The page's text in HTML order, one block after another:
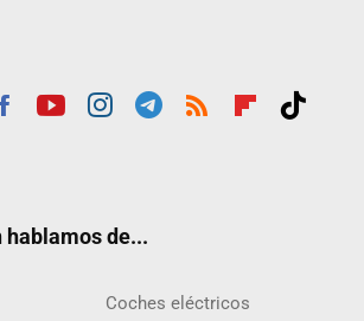
hablamos de...
Coches eléctricos